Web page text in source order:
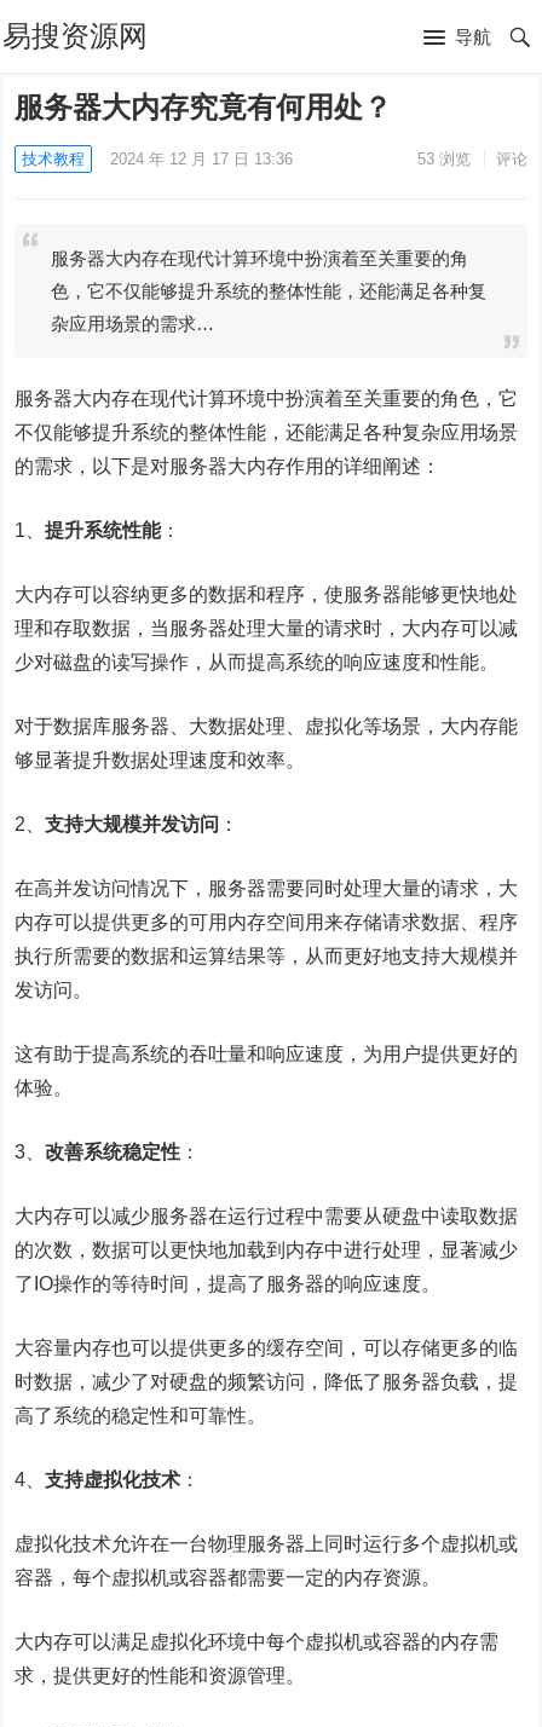
易搜资源网 导航
服务器大内存究竟有何用处？
技术教程 2024 年 12 月 17 日 13:36 53浏览 评论
服务器大内存在现代计算环境中扮演着至关重要的角
色，它不仅能够提升系统的整体性能，还能满足各种复
杂应用场景的需求…
服务器大内存在现代计算环境中扮演着至关重要的角色，它
不仅能够提升系统的整体性能，还能满足各种复杂应用场景
的需求，以下是对服务器大内存作用的详细阐述：
1、提升系统性能：
大内存可以容纳更多的数据和程序，使服务器能够更快地处
理和存取数据，当服务器处理大量的请求时，大内存可以减
少对磁盘的读写操作，从而提高系统的响应速度和性能。
对于数据库服务器、大数据处理、虚拟化等场景，大内存能
够显著提升数据处理速度和效率。
2、支持大规模并发访问 ：
在高并发访问情况下，服务器需要同时处理大量的请求，大
内存可以提供更多的可用内存空间用来存储请求数据、程序
执行所需要的数据和运算结果等，从而更好地支持大规模并
发访问。
这有助于提高系统的吞吐量和响应速度，为用户提供更好的
体验。
3、改善系统稳定性 ：
大内存可以减少服务器在运行过程中需要从硬盘中读取数据
的次数，数据可以更快地加载到内存中进行处理，显著减少
了IO操作的等待时间，提高了服务器的响应速度。
大容量内存也可以提供更多的缓存空间，可以存储更多的临
时数据，减少了对硬盘的频繁访问，降低了服务器负载，提
高了系统的稳定性和可靠性。
4、支持虚拟化技术 ：
虚拟化技术允许在一台物理服务器上同时运行多个虚拟机或
容器，每个虚拟机或容器都需要一定的内存资源。
大内存可以满足虚拟化环境中每个虚拟机或容器的内存需
求，提供更好的性能和资源管理。